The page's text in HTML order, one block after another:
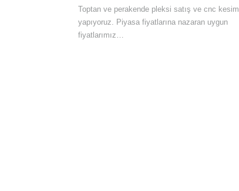
Toptan ve perakende pleksi satış ve cnc kesim
yapıyoruz. Piyasa fiyatlarına nazaran uygun
fiyatlarımız…